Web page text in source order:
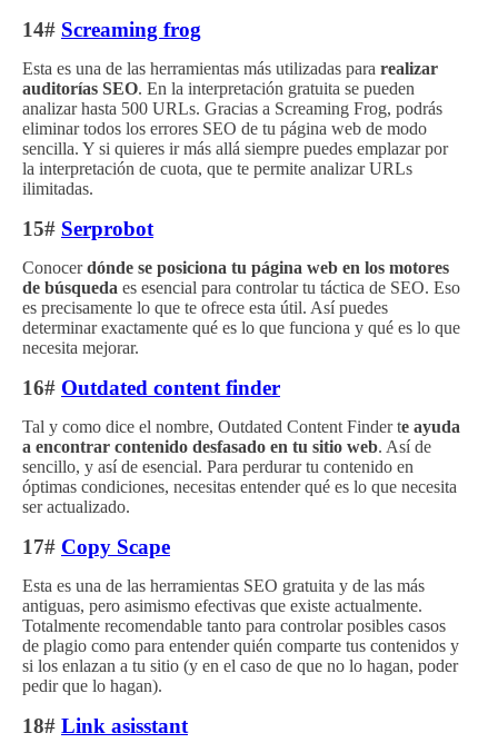
14# Screaming frog
Esta es una de las herramientas más utilizadas para realizar
auditorías SEO. En la interpretación gratuita se pueden
analizar hasta 500 URLs. Gracias a Screaming Frog, podrás
eliminar todos los errores SEO de tu página web de modo
sencilla. Y si quieres ir más allá siempre puedes emplazar por
la interpretación de cuota, que te permite analizar URLs
ilimitadas.
15# Serprobot
Conocerdónde se posiciona tu página web en los motores
de búsqueda es esencial para controlar tu táctica de SEO. Eso
es precisamente lo que te ofrece esta útil. Así puedes
determinar exactamente qué es lo que funciona y qué es lo que
necesita mejorar.
16# Outdated content finder
Tal y como dice el nombre, Outdated Content Finder te ayuda
a encontrar contenido desfasado en tu sitio web. Así de
sencillo, y así de esencial. Para perdurar tu contenido en
óptimas condiciones, necesitas entender qué es lo que necesita
ser actualizado.
17# Copy Scape
Esta es una de las herramientas SEO gratuita y de las más
antiguas, pero asimismo efectivas que existe actualmente.
Totalmente recomendable tanto para controlar posibles casos
de plagio como para entender quién comparte tus contenidos y
si los enlazan a tu sitio (y en el caso de que no lo hagan, poder
pedir que lo hagan).
18# Link asisstant